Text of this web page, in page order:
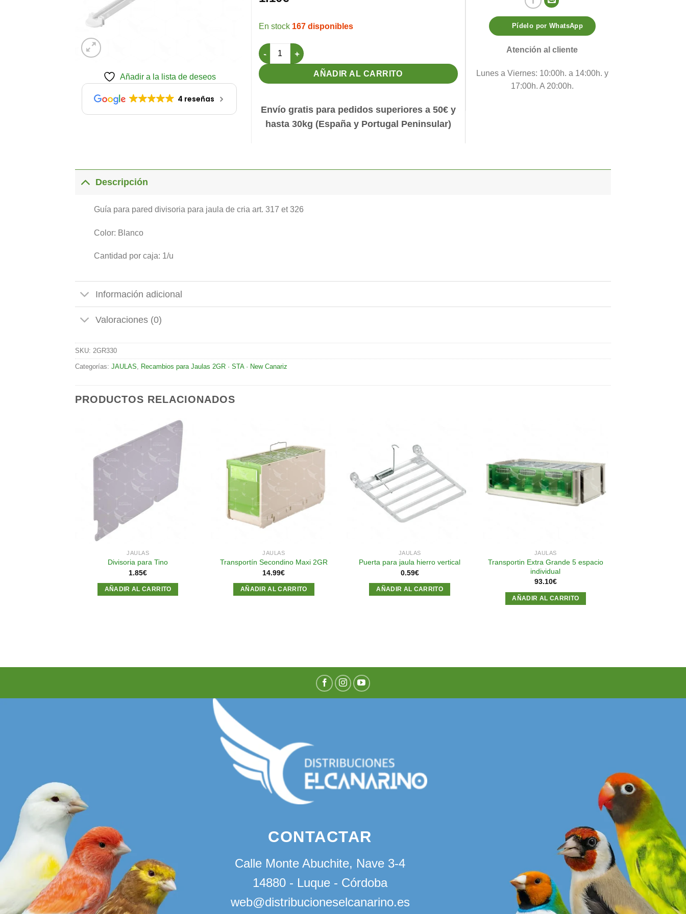
Añadir a la lista de deseos
4 reseñas
167 disponibles
GuÍa para pared divisoria para jaula de crÍa 58cm cantidad
AÑADIR AL CARRITO
Envío gratis para pedidos superiores a 50€ y
hasta 30kg (España y Portugal Peninsular)
Pídelo por WhatsApp
Atención al cliente
Lunes a Viernes: 10:00h. a 14:00h. y
17:00h. A 20:00h.
Descripción
Guía para pared divisoria para jaula de cria art. 317 et 326
Color: Blanco
Cantidad por caja: 1/u
Información adicional
Valoraciones (0)
SKU: 2GR330
Categorías: JAULAS, Recambios para Jaulas 2GR · STA · New Canariz
PRODUCTOS RELACIONADOS
Añadir
a la
lista de
deseos
JAULAS
Divisoria para Tino
1.85€
AÑADIR AL CARRITO
JAULAS
Transportín Secondino Maxi 2GR
14.99€
AÑADIR AL CARRITO
lista de
deseos
JAULAS
Puerta para jaula hierro vertical
0.59€
AÑADIR AL CARRITO
Añadir
a la
lista de
deseos
JAULAS
Transportin Extra Grande 5 espacio
individual
93.10€
AÑADIR AL CARRITO
CONTACTAR
Calle Monte Abuchite, Nave 3-4
14880 - Luque - Córdoba
web@distribucioneselcanarino.es